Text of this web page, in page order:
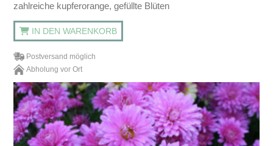
zahlreiche kupferorange, gefüllte Blüten
IN DEN WARENKORB
Postversand möglich
Abholung vor Ort